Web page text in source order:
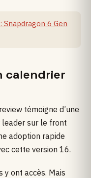
6 Gen
calendrier
témoigne d’une
leader sur le front
adoption rapide
cette version 16.
y ont accès. Mais